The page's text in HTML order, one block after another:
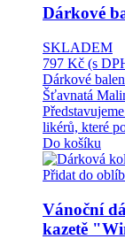
Dárkové
SKLADEM
797 Kč (s
Dárkové
Šťavnatá
likérů, které
Do košíku
Přidat do
Vánoční
kazetě